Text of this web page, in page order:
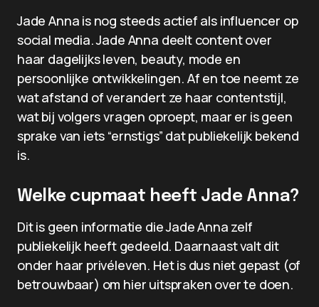
Jade Anna is nog steeds actief als influencer op
social media. Jade Anna deelt content over
haar dagelijks leven, beauty, mode en
persoonlijke ontwikkelingen. Af en toe neemt ze
wat afstand of verandert ze haar contentstijl,
wat bij volgers vragen oproept, maar er is geen
sprake van iets “ernstigs” dat publiekelijk bekend
is.
Welke cupmaat heeft Jade Anna?
Dit is geen informatie die Jade Anna zelf
publiekelijk heeft gedeeld. Daarnaast valt dit
onder haar privéleven. Het is dus niet gepast (of
betrouwbaar) om hier uitspraken over te doen.